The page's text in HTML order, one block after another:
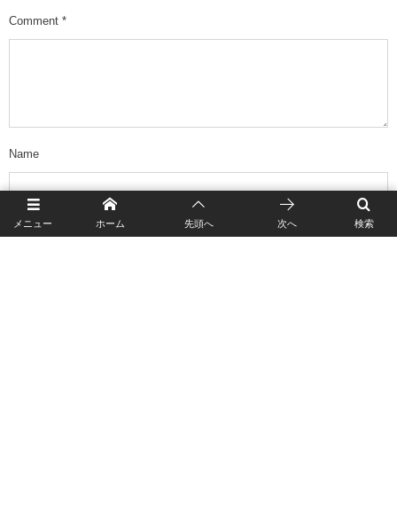
Comment *
Name
E-mail
メニュー 検索
ホーム 先頭へ 次へ